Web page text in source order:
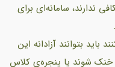
ندارند، سامانه‌ای برای
بتوانند آزادانه‌ این
خنک شوند یا پنجره‌ی کلاس